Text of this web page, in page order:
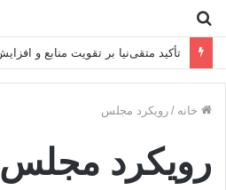
برای
خانه / رویکرد مجلس
رویکرد مجلس